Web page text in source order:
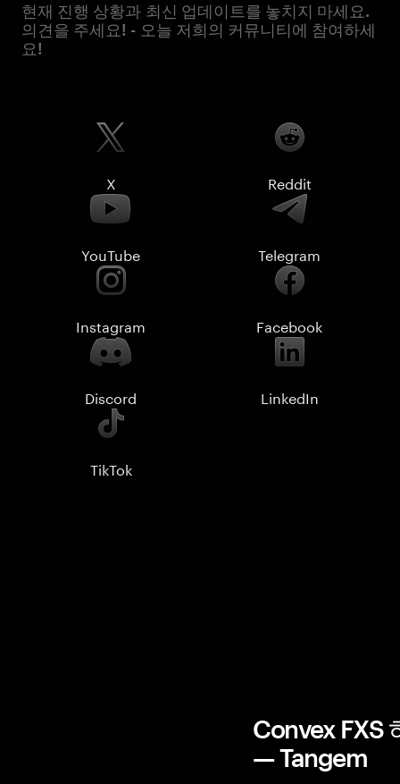
현재 진행 상황과 최신 업데이트를 놓치지 마세요.
의견을 주세요! - 오늘 저희의 커뮤니티에 참여하세
요!
X Reddit
YouTube Telegram
Instagram Facebook
Discord LinkedIn
TikTok
Convex FXS
— Tangem